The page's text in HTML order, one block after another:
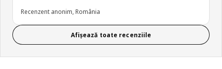
Recenzent anonim, România
Afișează toate recenziile